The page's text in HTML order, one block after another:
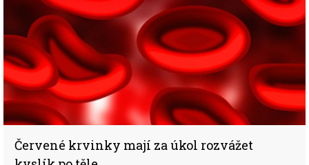
Červené krvinky mají za úkol rozvážet